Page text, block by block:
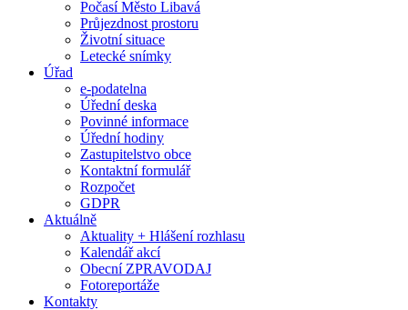
Počasí Město Libavá
Průjezdnost prostoru
Životní situace
Letecké snímky
Úřad
e-podatelna
Úřední deska
Povinné informace
Úřední hodiny
Zastupitelstvo obce
Kontaktní formulář
Rozpočet
GDPR
Aktuálně
Aktuality + Hlášení rozhlasu
Kalendář akcí
Obecní ZPRAVODAJ
Fotoreportáže
Kontakty